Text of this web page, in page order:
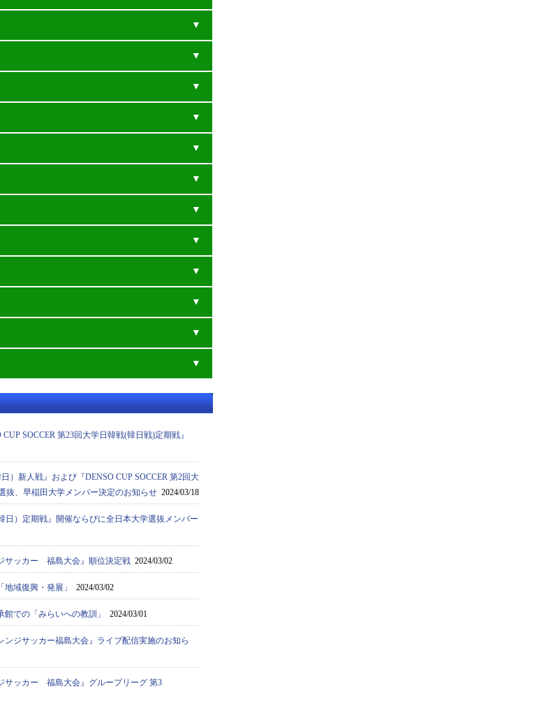
CUP SOCCER 第23回大学日韓戦(韓日戦)定期戦』
）新人戦』および『DENSO CUP SOCCER 第2回大
抜、早稲田大学メンバー決定のお知らせ 2024/03/18
日）定期戦』開催ならびに全日本大学選抜メンバー
サッカー 福島大会』順位決定戦 2024/03/02
域復興・発展」 2024/03/02
での「みらいへの教訓」 2024/03/01
ンジサッカー福島大会』ライブ配信実施のお知ら
サッカー 福島大会』グループリーグ 第3